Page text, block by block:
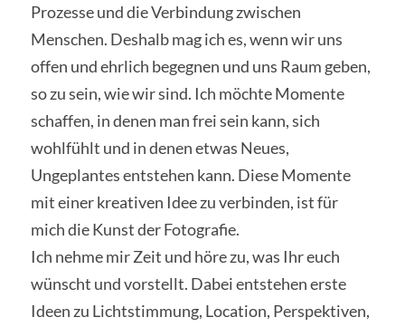
Prozesse und die Verbindung zwischen
Menschen. Deshalb mag ich es, wenn wir uns
offen und ehrlich begegnen und uns Raum geben,
so zu sein, wie wir sind. Ich möchte Momente
schaffen, in denen man frei sein kann, sich
wohlfühlt und in denen etwas Neues,
Ungeplantes entstehen kann. Diese Momente
mit einer kreativen Idee zu verbinden, ist für
mich die Kunst der Fotografie.
Ich nehme mir Zeit und höre zu, was Ihr euch
wünscht und vorstellt. Dabei entstehen erste
Ideen zu Lichtstimmung, Location, Perspektiven,